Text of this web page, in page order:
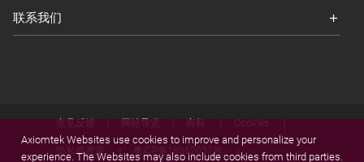
联系我们
隐私权政策 粤ICP备18062057号
Axiomtek Websites use cookies to improve and personalize your
experience. The Websites may also include cookies from third parties.